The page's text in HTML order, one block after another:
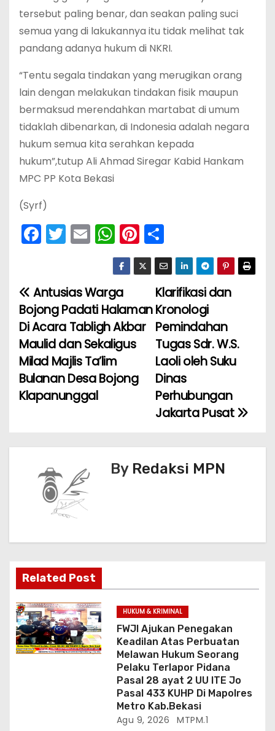
tersebut paling benar, dan seakan paling suci
semua yang di lakukannya itu tidak melihat tak
pandang adanya hukum di NKRI.
“Tentu segala tindakan yang merugikan orang
lain dengan melakukan tindakan fisik maupun
bermaksud merendahkan martabat di umum
tidaklah dibenarkan, di Indonesia adalah negara
hukum semua kita serahkan kepada
hukum”,tutup Ali Ahmad Siregar Kabid Hankam
MPC PP Kota Bekasi
(Syrf)
F
a
e
b
o
o
k
T
w
er
E
m
l
W
h
a
ts
A
p
p
Pi
nt
er
st
h
ar
e
N
a
v
i
g
s
Klarifikasi dan
Kronologi
Pemindahan
Tugas Sdr. W.S.
Laoli oleh Suku
Dinas
Perhubungan
Jakarta Pusat
Antusias Warga
Bojong Padati Halaman
Di Acara Tabligh Akbar
Maulid dan Sekaligus
Milad Majlis Ta’lim
Bulanan Desa Bojong
Klapanunggal
By Redaksi MPN
Related Post
HUKUM & KRIMINAL
FWJI Ajukan Penegakan
Keadilan Atas Perbuatan
Melawan Hukum Seorang
Pelaku Terlapor Pidana
Pasal 28 ayat 2 UU ITE Jo
Pasal 433 KUHP Di Mapolres
Metro Kab.Bekasi
Agu 9, 2026 MTPM.1